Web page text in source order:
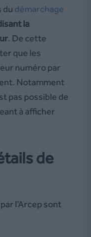
du démarchage
la
. De cette
que les
numéro par
Notamment
pas possible de
à afficher
de
l’Arcep sont